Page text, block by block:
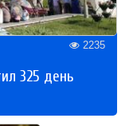
2235
325 день